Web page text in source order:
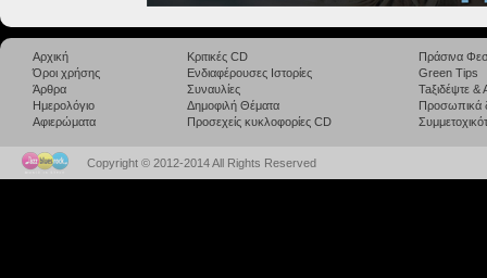
Αρχική
Όροι χρήσης
Άρθρα
Ημερολόγιο
Αφιερώματα
Κριτικές CD
Ενδιαφέρουσες Ιστορίες
Συναυλίες
Δημοφιλή Θέματα
Προσεχείς κυκλοφορίες CD
Πράσινα
Green Tips
Taξιδέψτε
Προσωπικά
Copyright © 2012-2014 All Rights Reserved